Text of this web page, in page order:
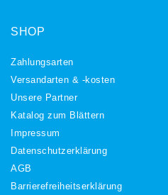
SHOP
Zahlungsarten
Versandarten & -kosten
Unsere Partner
Katalog zum Blättern
Impressum
Daten­schutz­erklärung
AGB
Barrierefreiheitserklärung